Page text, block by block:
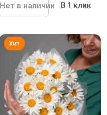
Нет в наличии В 1 клик